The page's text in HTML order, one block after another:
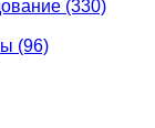
(330)
(96)